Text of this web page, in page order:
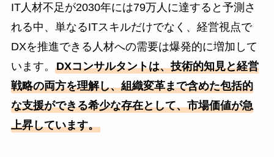
IT人材不足が2030年には79万人に達すると予測さ
れる中、単なるITスキルだけでなく、経営視点で
DXを推進できる人材への需要は爆発的に増加して
います。 DXコンサルタントは、技術的知見と経営
戦略の両方を理解し、組織変革まで含めた包括的
な支援ができる希少な存在として、市場価値が急
上昇しています。